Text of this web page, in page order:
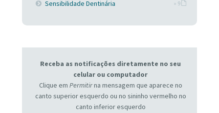
Sensibilidade Dentinária » 9
Receba as notificações diretamente no seu
celular ou computador
Clique em Permitirna mensagem que aparece no
canto superior esquerdo ou no sininho vermelho no
canto inferior esquerdo